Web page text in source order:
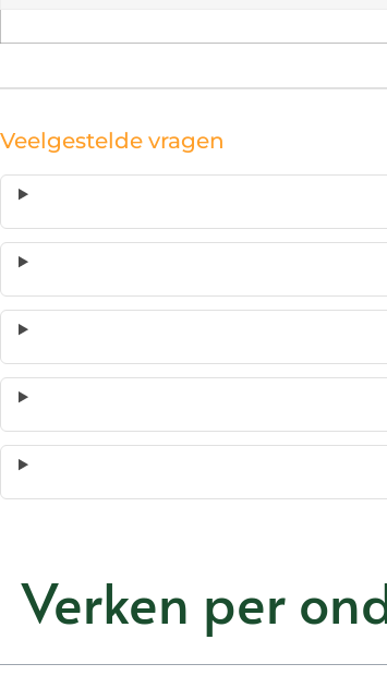
Veelgestelde vragen
Verken per